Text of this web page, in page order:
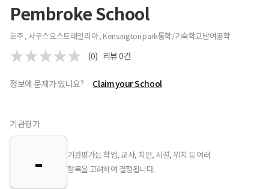
Pembroke School
호주 , 사우스오스트레일리아 , Kensington park통학/기숙학교남여공학
(0) 리뷰0건
정보에 문제가 있나요? Claim your School
기관평가
-
기관평가는 학업, 교사, 치안, 시설, 위치 등 여러
항목을 고려하여 결정됩니다.